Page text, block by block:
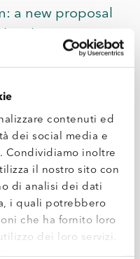
contenuti ed
dei social media e
Condividiamo inoltre
il nostro sito con
di analisi dei dati
i quali potrebbero
che ha fornito loro
dei loro servizi.
a new proposal
Flora Toscana
Paolo Batoni
a project we built